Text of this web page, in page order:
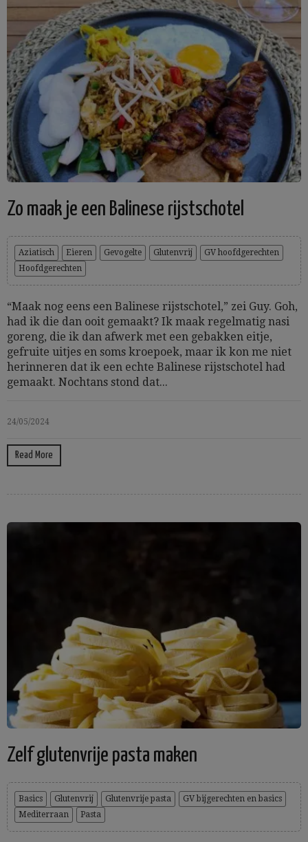
Zo maak je een Balinese rijstschotel
Aziatisch Eieren Gevogelte Glutenvrij
GV hoofdgerechten
Hoofdgerechten
“Maak nog eens een Balinese rijstschotel,” zei Guy. Goh,
had ik die dan ooit gemaakt? Ik maak regelmatig nasi
goreng, die ik dan afwerk met een gebakken eitje,
gefruite uitjes en soms kroepoek, maar ik kon me niet
herinneren dat ik een echte Balinese rijstschotel had
gemaakt. Nochtans stond dat...
24/05/2024
Read More
Zelf glutenvrije pasta maken
Basics Glutenvrij Glutenvrije pasta
GV bijgerechten en basics
Mediterraan
Pasta